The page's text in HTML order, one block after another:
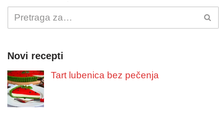
Novi recepti
Tart lubenica bez pečenja